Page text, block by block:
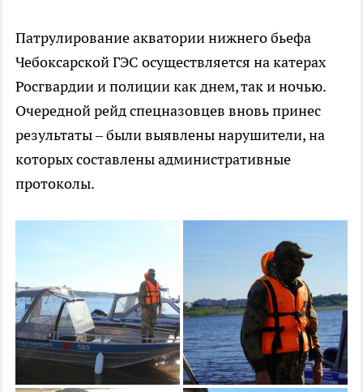
Патрулирование акватории нижнего бьефа
Чебоксарской ГЭС осуществляется на катерах
Росгвардии и полиции как днем, так и ночью.
Очередной рейд спецназовцев вновь принес
результаты – были выявлены нарушители, на
которых составлены административные
протоколы.